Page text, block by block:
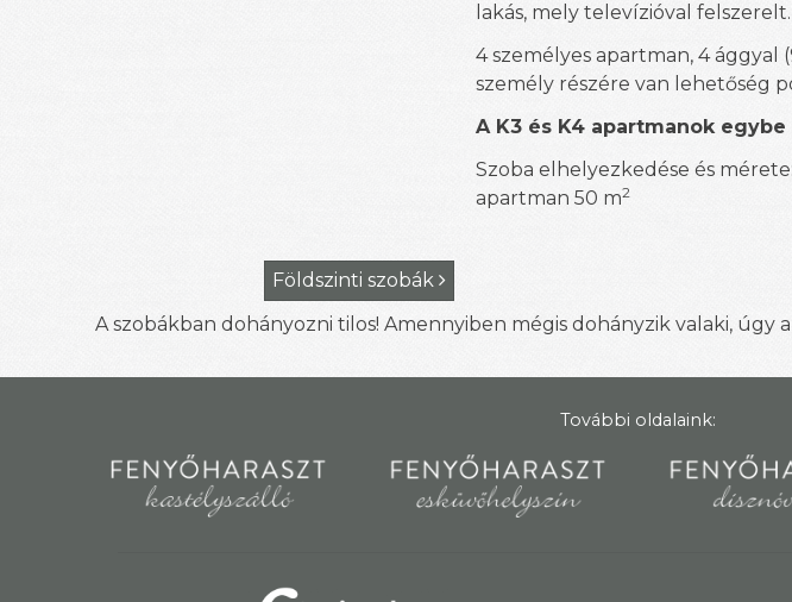
lakás, mely televízióval felszerelt.
4 személyes apartman, 4 ággyal
személy részére van lehetőség
A K3 és K4 apartmanok
Szoba elhelyezkedése és
apartman 50 m2
Földszinti szobák 
A szobákban dohányozni tilos! Amennyiben mégis dohányzik valaki, úgy
További oldalaink: